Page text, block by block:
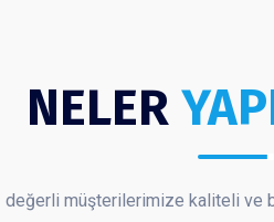
NELER
değerli müşterilerimize kaliteli ve